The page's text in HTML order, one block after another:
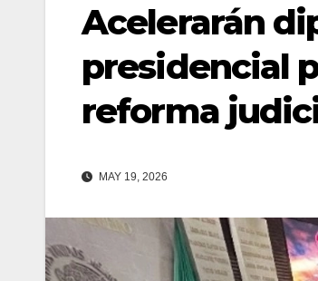
Acelerarán
presidencial
reforma
MAY 19, 2026